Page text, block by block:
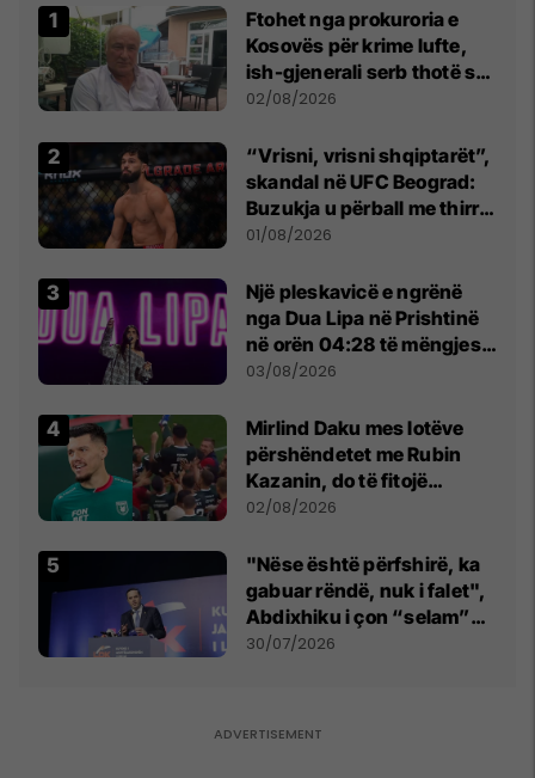
Ftohet nga prokuroria e
Kosovës për krime lufte,
ish-gjenerali serb thotë se
dikush e tradhtoi në
02/08/2026
“Vrisni, vrisni shqiptarët”,
skandal në UFC Beograd:
Buzukja u përball me thirrje
anti-shqiptare nga
01/08/2026
Një pleskavicë e ngrënë
nga Dua Lipa në Prishtinë
në orën 04:28 të mëngjesit
- dhe bota digjitale serbe
03/08/2026
Mirlind Daku mes lotëve
përshëndetet me Rubin
Kazanin, do të fitojë
miliona te Spartak Moska
02/08/2026
"Nëse është përfshirë, ka
gabuar rëndë, nuk i falet",
Abdixhiku i çon “selam”
Përparim Ramës
30/07/2026